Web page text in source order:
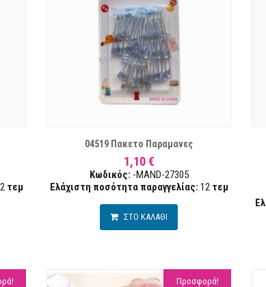
τεμ
04519 Πακετο Παραμανες
1,10 €
Κωδικός: -MAND-27305
Ελάχιστη ποσότητα παραγγελίας: 12 τεμ
ΣΤΟ ΚΑΛΑΘΙ
Προσφορά!